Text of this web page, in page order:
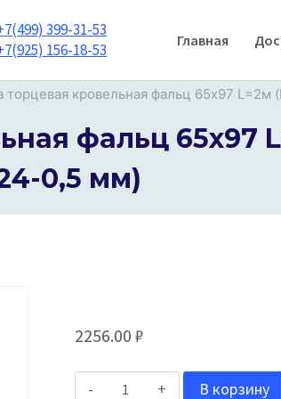
399-31-53
156-18-53
Главная
торцевая кровельная фальц 65х97
фальц 65х97
0,5 мм)
2256.00 ₽
Количество
В корзину